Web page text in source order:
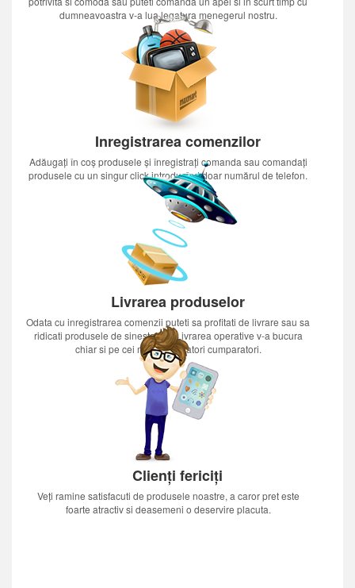
dumneavoastra v-a lua legatura menegerul nostru.
Inregistrarea comenzilor
Adăugați în coș produsele și înregistrați comanda sau comandați
produsele cu un singur click introducînd doar numărul de telefon.
Livrarea produselor
Odata cu inregistrarea comenzii puteti sa profitati de livrare sau sa
ridicati produsele de sinestatator.Livrarea operative v-a bucura
chiar si pe cei mai nerabdatori cumparatori.
Clienți fericiți
Veți ramine satisfacuti de produsele noastre, a caror pret este
foarte atractiv si deasemeni o deservire placuta.